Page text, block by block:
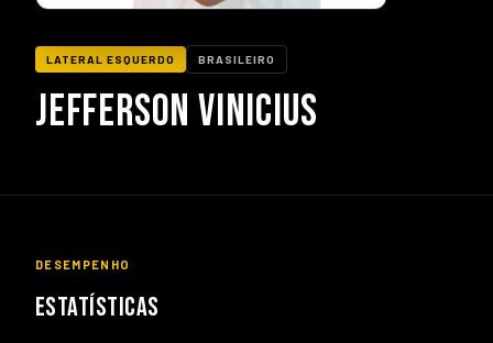
LATERAL ESQUERDO BRASILEIRO
JEFFERSON VINICIUS
DESEMPENHO
ESTATÍSTICAS